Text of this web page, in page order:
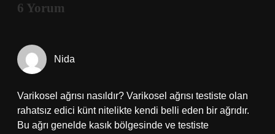
6 Yorum
Nida
Varikosel ağrısı nasıldır? Varikosel ağrısı testiste olan
rahatsız edici künt nitelikte kendi belli eden bir ağrıdır.
Bu ağrı genelde kasık bölgesinde ve testiste